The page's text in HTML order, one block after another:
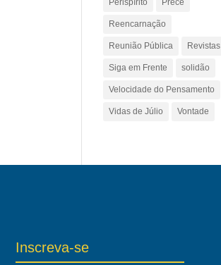
Perispírito Prece
Reencarnação
Reunião Pública Revistas
Siga em Frente solidão
Velocidade do Pensamento
Vidas de Júlio Vontade
Inscreva-se